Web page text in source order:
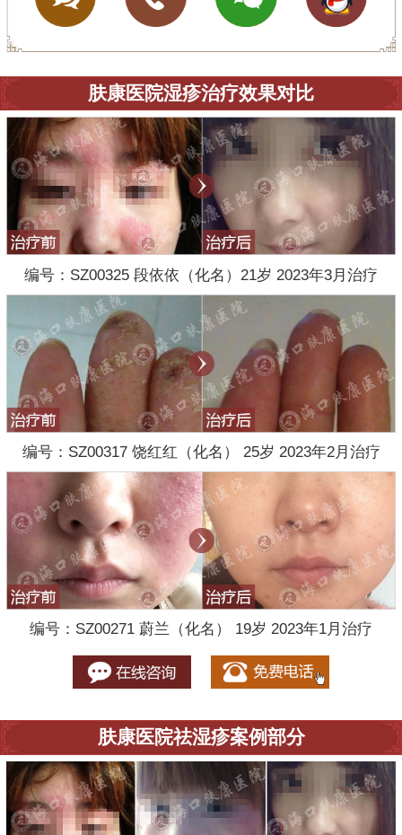
肤康医院湿疹治疗效果对比
编号：SZ00325 段依依（化名）21岁 2023年3月治疗
编号：SZ00317 饶红红（化名） 25岁 2023年2月治疗
编号：SZ00271 蔚兰（化名） 19岁 2023年1月治疗
肤康医院祛湿疹案例部分